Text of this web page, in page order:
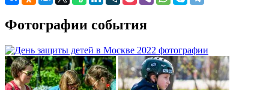
Фотографии события